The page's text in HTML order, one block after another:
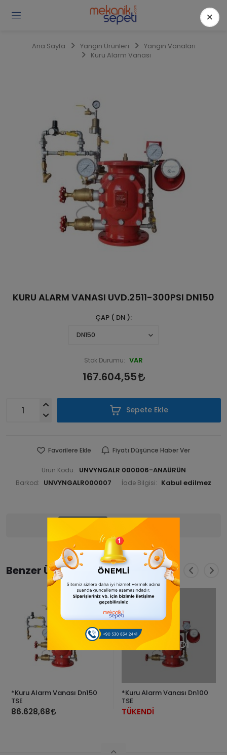
Ana Sayfa Yangın Ürünleri
Yangın Vanaları
Kuru Alarm Vanası
KURU ALARM VANASI UVD.2511-300PSI DN150
ÇAP ( DN )
Stok Durumu: VAR
167.604,55
Sepete Ekle
Favorilere Ekle Fiyatı Düşünce Haber Ver
Ürün Kodu: UNVYNGALR 000006-ANAÜRÜN
Barkod: UNVYNGALR000007 İade Bilgisi:
Yorumlar
Benzer Ürünler
*Kuru Alarm Vanası Dn150
TSE
86.628,68
TÜKENDİ
*Kuru Alarm Vanası Dn100
TSE
TÜKENDİ
×